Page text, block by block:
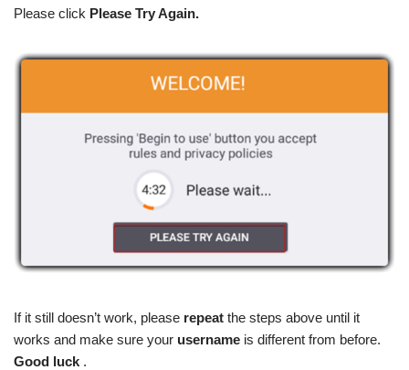
Please click Please Try Again.
If it still doesn’t work, please repeat the steps above until it
works and make sure your username is different from before.
Good luck .